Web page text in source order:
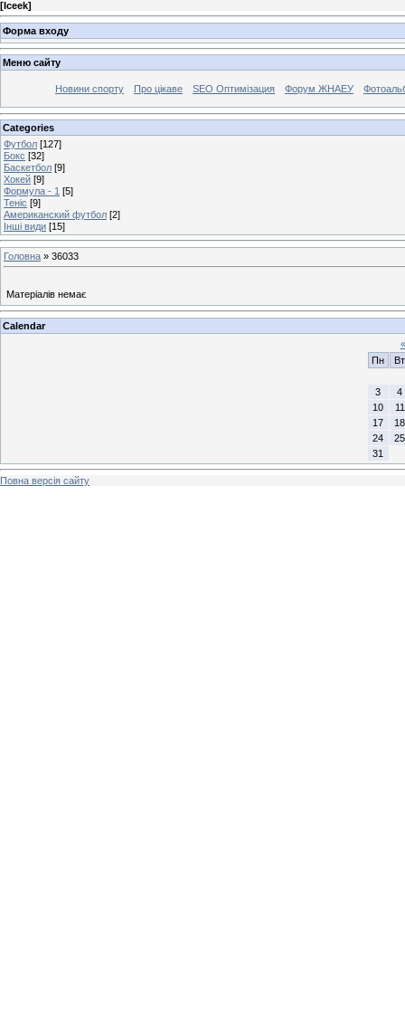
[Iceek]
Форма входу
Меню сайту
Новини спорту Про цікаве SEO Оптимізация Форум ЖНАЕУ
Categories
Футбол [127]
Бокс [32]
Баскетбол [9]
Хокей [9]
Формула - 1 [5]
Теніс [9]
Американский футбол [2]
Інші види [15]
Головна » 36033
Матеріалів немає
Calendar
«
Пн
Вт
3
4
10
11
17
18
24
25
31
Повна версія сайту